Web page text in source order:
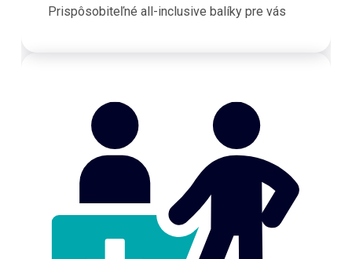
Prispôsobiteľné all-inclusive balíky pre vás